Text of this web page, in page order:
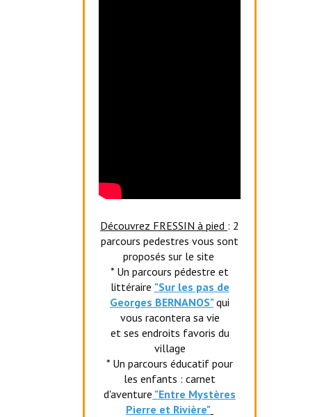
Découvrez FRESSIN à pied : 2
parcours pedestres vous sont
proposés sur le site
* Un parcours pédestre et
littéraire "Sur les pas de
Georges BERNANOS" qui
vous racontera sa vie
et ses endroits favoris du
village
* Un parcours éducatif pour
les enfants : carnet
d'aventure "Entre Mystères
Pierre et Rivière"